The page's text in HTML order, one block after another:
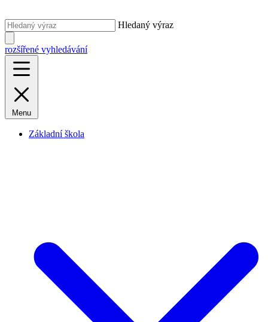
Hledaný výraz
rozšířené vyhledávání
Menu
Základní škola